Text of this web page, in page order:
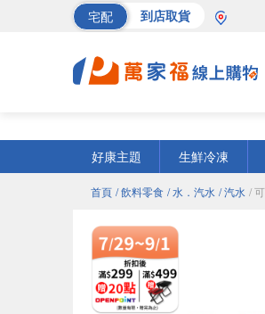
宅配 到店取貨
好康主題
生鮮冷凍
首頁 / 飲料零食 / 水．汽水 / 汽水 /